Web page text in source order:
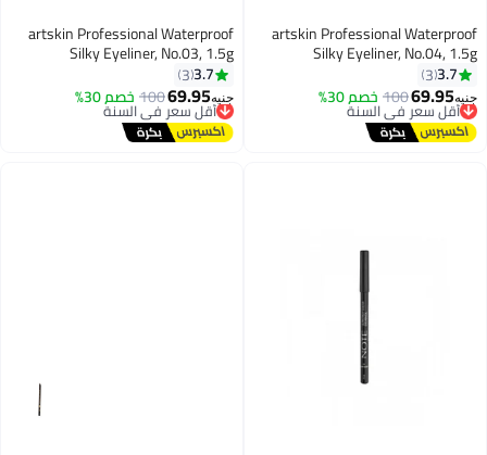
3
artskin Professional Waterproof
Silky Eyeliner, No.04, 1.5g
3.7
3
جنيه69.95
100 خصم 30%
أقل سعر في السنة
توصيل مجاني
أقل سعر في السنة
3
artskin Professional Waterproof
Silky Eyeliner, No.03, 1.5g
3.7
3
جنيه69.95
100 خصم 30%
أقل سعر في السنة
توصيل مجاني
أقل سعر في السنة